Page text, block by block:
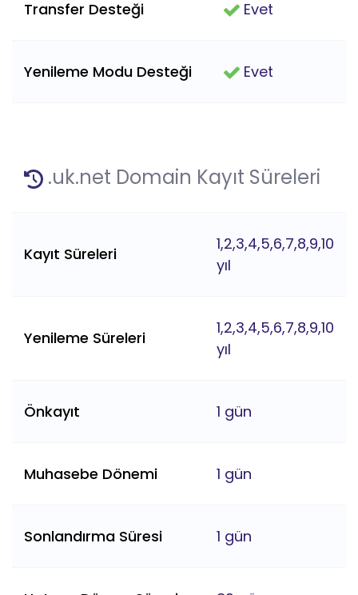
Transfer Desteği Evet
Yenileme Modu Desteği Evet
.uk.net Domain Kayıt Süreleri
Kayıt Süreleri
1,2,3,4,5,6,7,8,9,10
yıl
Yenileme Süreleri
1,2,3,4,5,6,7,8,9,10
yıl
Önkayıt 1 gün
Muhasebe Dönemi 1 gün
Sonlandırma Süresi 1 gün